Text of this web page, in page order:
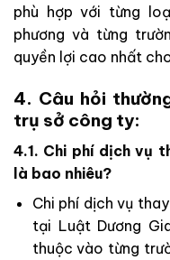
phù hợp với từng
phương và từng
quyền lợi cao nhất
4. Câu hỏi
trụ sở công ty:
4.1. Chi phí dịch vụ
là bao nhiêu?
Chi phí dịch vụ
tại Luật Dương
thuộc vào từng